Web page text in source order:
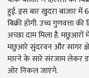
हुई. इस बार खुदरा बाजार
बिक्री होगी. उच्च गुणवत्ता
अच्छा दाम मिला है. मछुआरों
मछुआरे सुंदरवन और सागर
मारने के सारे संरजाम लेकर
ओर निकल जाएंगे.